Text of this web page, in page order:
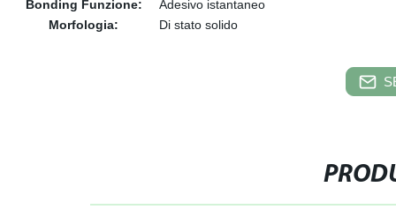
Bonding Funzione:
Adesivo istantaneo
Morfologia:
Di stato solido